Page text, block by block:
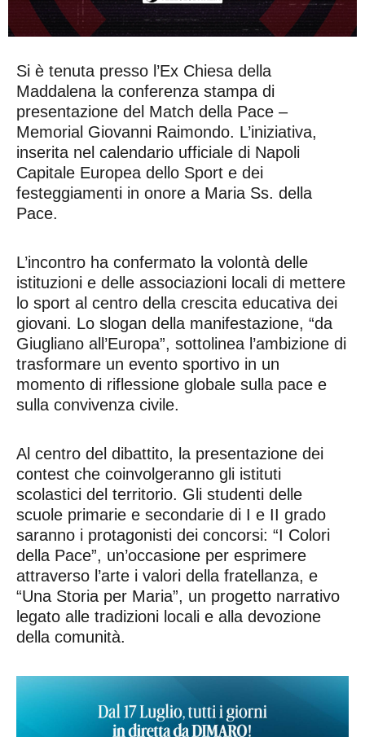
Si è tenuta presso l’Ex Chiesa della
Maddalena la conferenza stampa di
presentazione del Match della Pace –
Memorial Giovanni Raimondo. L’iniziativa,
inserita nel calendario ufficiale di Napoli
Capitale Europea dello Sport e dei
festeggiamenti in onore a Maria Ss. della
Pace.
L’incontro ha confermato la volontà delle
istituzioni e delle associazioni locali di mettere
lo sport al centro della crescita educativa dei
giovani. Lo slogan della manifestazione, “da
Giugliano all’Europa”, sottolinea l’ambizione di
trasformare un evento sportivo in un
momento di riflessione globale sulla pace e
sulla convivenza civile.
Al centro del dibattito, la presentazione dei
contest che coinvolgeranno gli istituti
scolastici del territorio. Gli studenti delle
scuole primarie e secondarie di I e II grado
saranno i protagonisti dei concorsi: “I Colori
della Pace”, un’occasione per esprimere
attraverso l’arte i valori della fratellanza, e
“Una Storia per Maria”, un progetto narrativo
legato alle tradizioni locali e alla devozione
della comunità.